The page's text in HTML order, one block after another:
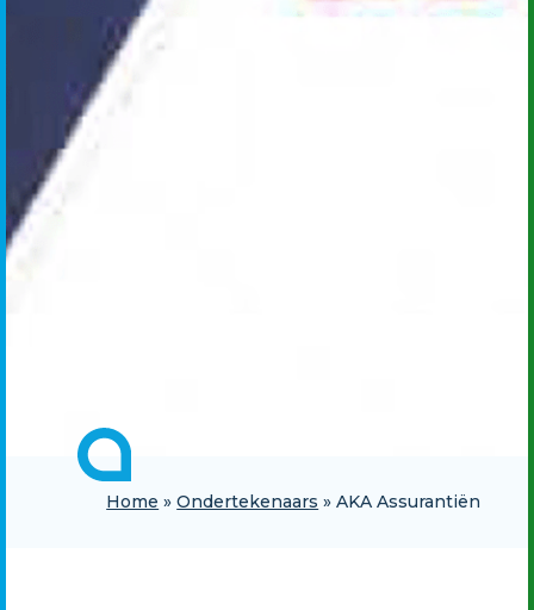
Home »Ondertekenaars »AKA Assurantiën